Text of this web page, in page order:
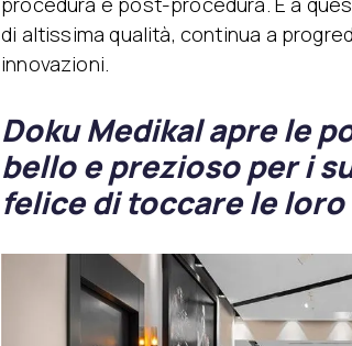
di altissima qualità, continua a
innovazioni.
Doku Medikal apre le
bello e prezioso per i
felice di toccare le